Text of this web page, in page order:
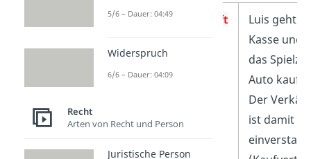
Verpflichtungsgeschäft
Luis geht
Kasse und
das
Auto
Der
ist damit
5/6 – Dauer: 04:49
Widerspruch
6/6 – Dauer: 04:09
Recht
Arten von Recht und Person
Juristische Person